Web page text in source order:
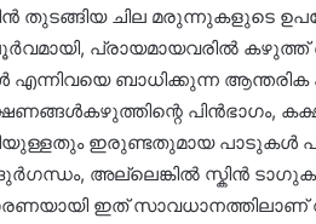
തുടങ്ങിയ ചില മരുന്നുകളുടെ
പ്രായമായവരിൽ
ബാധിക്കുന്ന ആന്തരിക
പിൻഭാഗം,
ഇരുണ്ടതുമായ പാടുകൾ
ദുർഗന്ധം, അല്ലെങ്കിൽ സ്കിൻ
ഇത് സാവധാനത്തിലാണ്